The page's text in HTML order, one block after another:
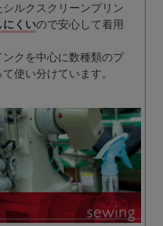
ルクスクリーンプリン
にくいので安心して着用
クを中心に数種類のプ
使い分けています。